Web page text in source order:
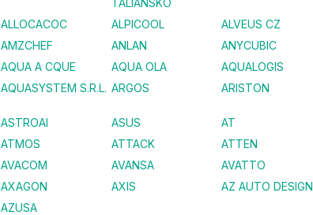
TALIANSKO
ALLOCACOC ALPICOOL ALVEUS CZ
AMZCHEF ANLAN ANYCUBIC
AQUA A CQUE AQUA OLA AQUALOGIS
AQUASYSTEM S.R.L. ARGOS ARISTON
ASTROAI ASUS AT
ATMOS ATTACK ATTEN
AVACOM AVANSA AVATTO
AXAGON AXIS AZ AUTO DESIGN
AZUSA